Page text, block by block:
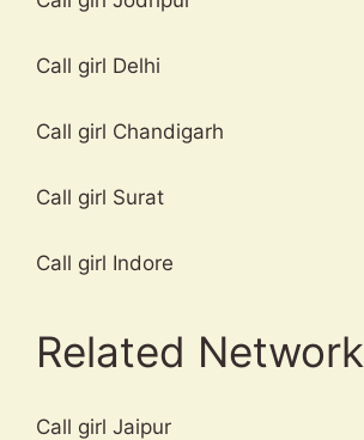
Call girl Delhi
Call girl Chandigarh
Call girl Surat
Call girl Indore
Related Network
Call girl Jaipur